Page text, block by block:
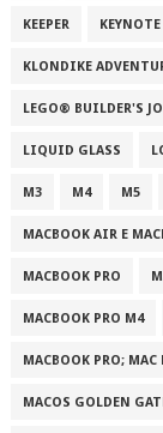
KEEPER KEYNOTE
KLONDIKE
LEGO® BUILDER'S
LIQUID GLASS
M3 M4 M5
MACBOOK AIR E
MACBOOK PRO
MACBOOK PRO M4
MACBOOK PRO;
MACOS GOLDEN